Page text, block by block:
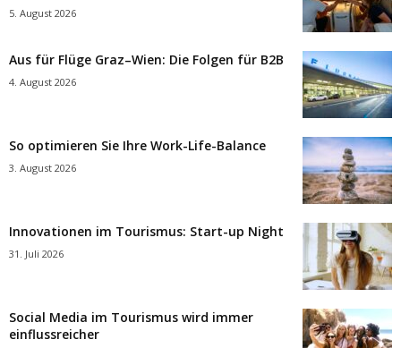
5. August 2026
Aus für Flüge Graz–Wien: Die Folgen für B2B
4. August 2026
So optimieren Sie Ihre Work-Life-Balance
3. August 2026
Innovationen im Tourismus: Start-up Night
31. Juli 2026
Social Media im Tourismus wird immer
einflussreicher